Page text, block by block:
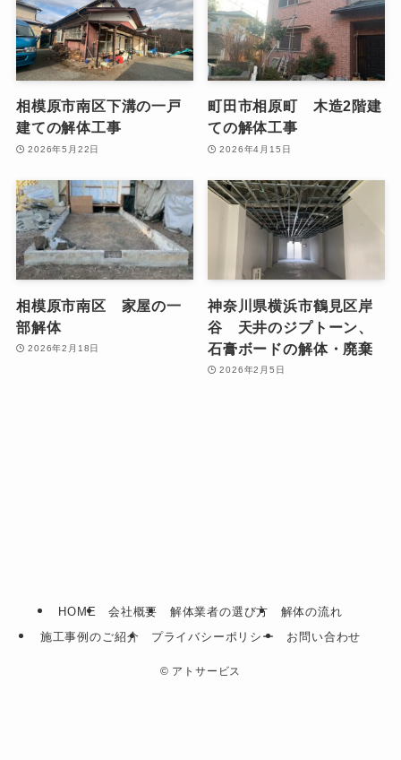
相模原市南区下溝の一戸
建ての解体工事
2026年5月22日
町田市相原町 木造2階建
ての解体工事
2026年4月15日
相模原市南区 家屋の一
部解体
2026年2月18日
神奈川県横浜市鶴見区岸
谷 天井のジプトーン、
石膏ボードの解体・廃棄
2026年2月5日
HOME 会社概要 解体業者の選び方
解体の流れ
施工事例のご紹介
プライバシーポリシー お問い合わせ
© アトサービス